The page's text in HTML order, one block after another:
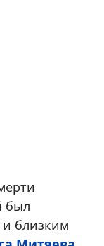
был
близким